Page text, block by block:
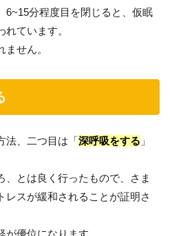
6~15分程度目を閉じると、仮眠
ています。
せん。
法、二つ目は「深呼吸をする 」
、とは良く行ったもので、さま
レスが緩和されることが証明さ
優位になります。